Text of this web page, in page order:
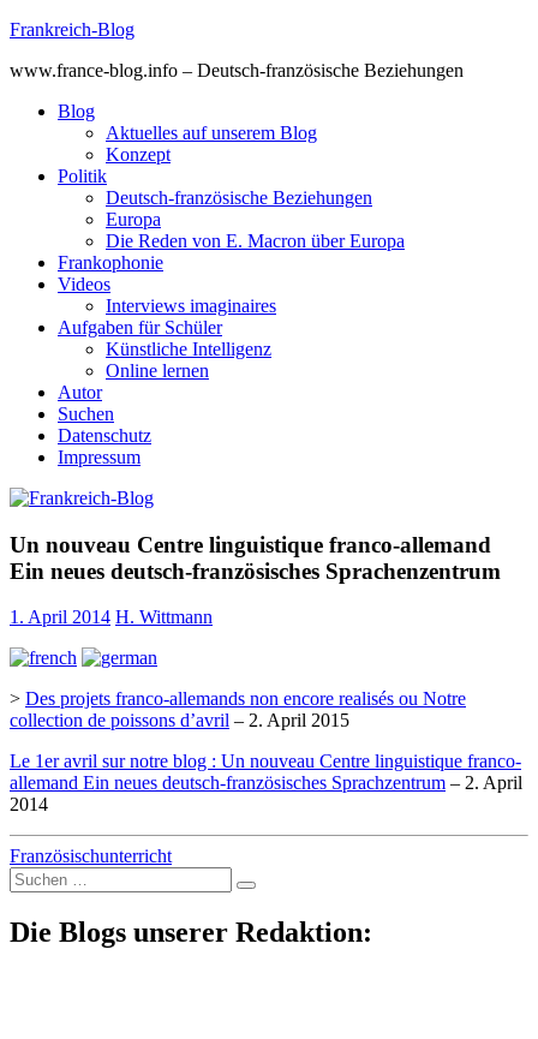
Skip
content
Frankreich-Blog
www.france-blog.info – Deutsch-französische Beziehungen
Blog
Aktuelles auf unserem Blog
Konzept
Politik
Deutsch-französische Beziehungen
Europa
Die Reden von E. Macron über Europa
Frankophonie
Videos
Interviews imaginaires
Aufgaben für Schüler
Künstliche Intelligenz
Online lernen
Autor
Suchen
Datenschutz
Impressum
Un nouveau Centre linguistique franco-allemand
Ein neues deutsch-französisches Sprachenzentrum
1. April 2014 H. Wittmann
> Des projets franco-allemands non encore realisés ou Notre
collection de poissons d’avril – 2. April 2015
Le 1er avril sur notre blog : Un nouveau Centre linguistique franco-
allemand Ein neues deutsch-französisches Sprachzentrum – 2. April
2014
Französischunterricht
Suche
nach:
Die Blogs unserer Redaktion: